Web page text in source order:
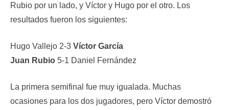
Rubio por un lado, y Víctor y Hugo por el otro. Los
resultados fueron los siguientes:
Hugo Vallejo 2-3 Víctor García
Juan Rubio 5-1 Daniel Fernández
La primera semifinal fue muy igualada. Muchas
ocasiones para los dos jugadores, pero Víctor demostró